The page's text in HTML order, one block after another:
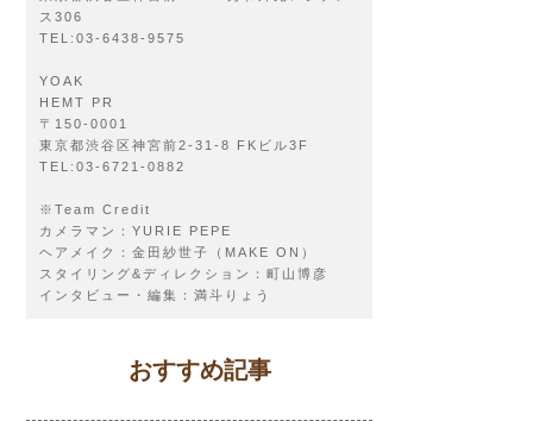
ス306
TEL:03-6438-9575
YOAK
HEMT PR
〒150-0001
東京都渋谷区神宮前2-31-8 FKビル3F
TEL:03-6721-0882
※Team Credit
カメラマン：YURIE PEPE
ヘアメイク：金田紗世子（MAKE ON）
スタイリング&ディレクション：町山博彦
インタビュー・編集：満斗りょう
おすすめ記事